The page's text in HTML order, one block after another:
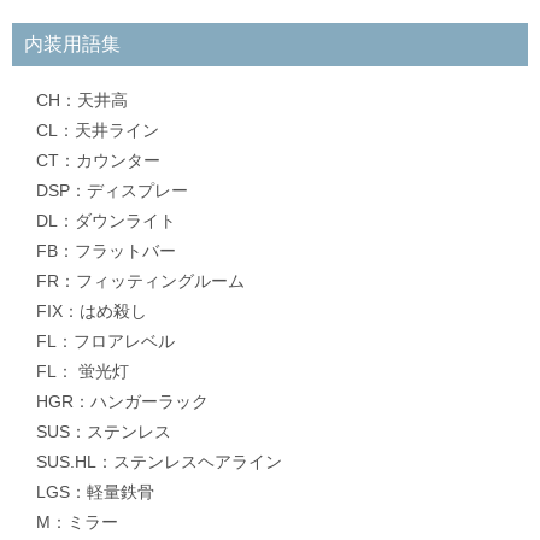
内装用語集
CH：天井高
CL：天井ライン
CT：カウンター
DSP：ディスプレー
DL：ダウンライト
FB：フラットバー
FR：フィッティングルーム
FIX：はめ殺し
FL：フロアレベル
FL： 蛍光灯
HGR：ハンガーラック
SUS：ステンレス
SUS.HL：ステンレスヘアライン
LGS：軽量鉄骨
M：ミラー